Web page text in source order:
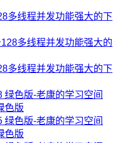
多线程并发功能强大的下
多线程并发功能强大的下
色版
色版